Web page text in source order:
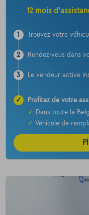
12 mois
1 Trouvez votre
2 Rendez-vous dans
3 Le vendeur active
✓
Profitez de votre
✓
Dans toute la
✓ Véhicule de